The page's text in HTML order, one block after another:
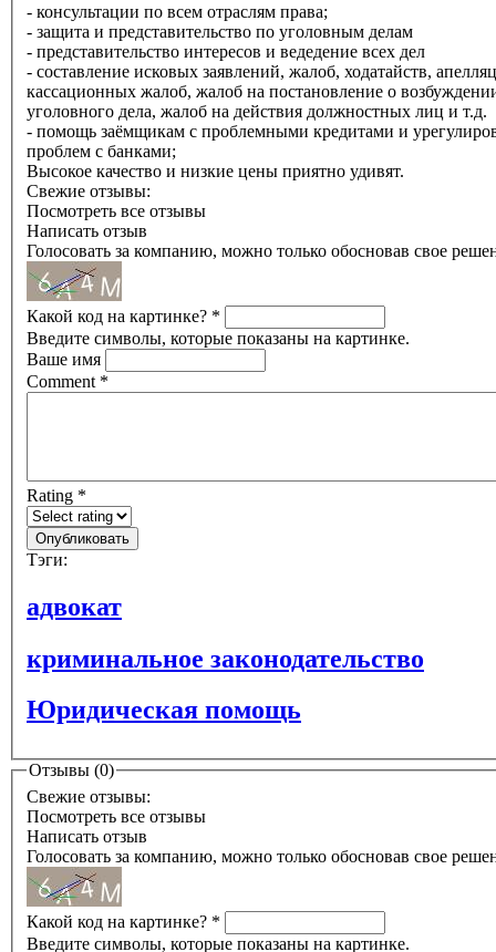
- консультации по всем отраслям права;
- защита и представительство по уголовным делам
- представительство интересов и ведедение всех дел
- составление исковых заявлений, жалоб, ходатайств,
кассационных жалоб, жалоб на постановление о
уголовного дела, жалоб на действия должностных лиц и т.д.
- помощь заёмщикам с проблемными кредитами и
проблем с банками;
Высокое качество и низкие цены приятно удивят.
Свежие отзывы:
Посмотреть все отзывы
Написать отзыв
Голосовать за компанию, можно только обосновав свое
Какой код на картинке? *
Введите символы, которые показаны на картинке.
Ваше имя
Comment *
Rating *
Тэги:
адвокат
криминальное законодательство
Юридическая помощь
Отзывы (0)
Свежие отзывы:
Посмотреть все отзывы
Написать отзыв
Голосовать за компанию, можно только обосновав свое
Какой код на картинке? *
Введите символы, которые показаны на картинке.